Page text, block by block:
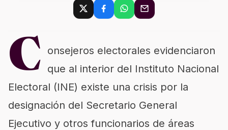
C onsejeros electorales evidenciaron
que al interior del Instituto Nacional
Electoral (INE) existe una crisis por la
designación del Secretario General
Ejecutivo y otros funcionarios de áreas